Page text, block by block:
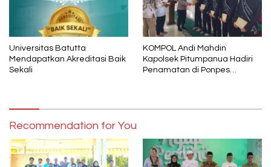
Universitas Batutta
Mendapatkan Akreditasi Baik
Sekali
KOMPOL Andi Mahdin
Kapolsek Pitumpanua Hadiri
Penamatan di Ponpes
Recommendation for You